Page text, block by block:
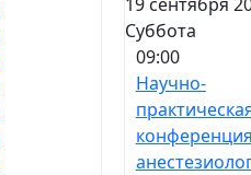
Суббота
09:00
Научно-